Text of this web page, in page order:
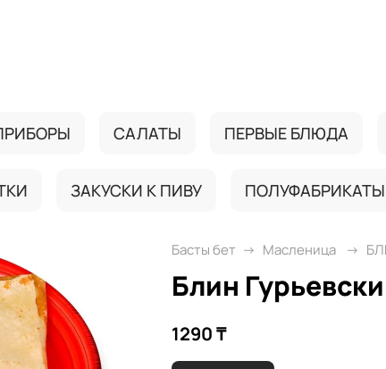
САЛАТЫ ПЕРВЫЕ БЛЮДА
ЗАКУСКИ К ПИВУ ПОЛУФАБРИКАТЫ
Басты бет Масленица
Блин
1290 ₸